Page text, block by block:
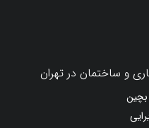
و ساختمان در تهران